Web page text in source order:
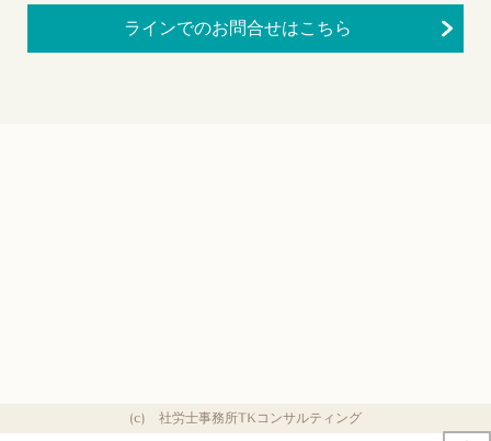
ラインでのお問合せはこちら
(c) 社労士事務所TKコンサルティング